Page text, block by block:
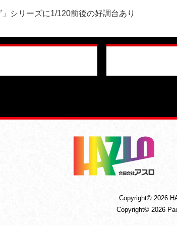
シリーズに1/120前後の好調台あり
Copyright© 2026
Copyright© 2026